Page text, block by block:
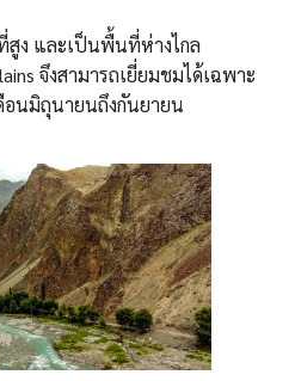
สูง และเป็นพื้นที่ห่างไกล
จึงสามารถเยี่ยมชมได้เฉพาะ
อนมิถุนายนถึงกันยายน